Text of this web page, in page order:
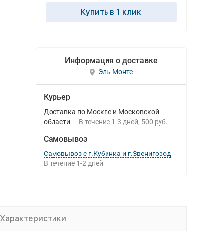
Купить в 1 клик
Информация о доставке
Эль-Монте
Курьер
Доставка по Москве и Московской
области
В течение 1-3 дней 500 руб.
Самовывоз
Самовывоз с г.Кубинка и г.Звенигород
В течение 1-2 дней
Характеристики